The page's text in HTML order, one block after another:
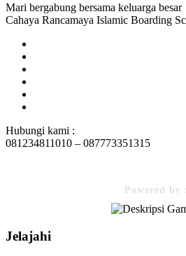
Mari bergabung bersama keluarga besar
Cahaya Rancamaya Islamic Boarding
Hubungi kami :
081234811010 – 087773351315
Powered by :
Jelajahi